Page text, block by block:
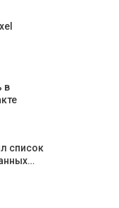
в
список